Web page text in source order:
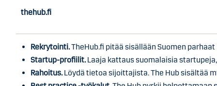
thehub.fi
Rekrytointi.TheHub.fi pitää sisällään Suomen
Startup-profiilit.Laaja kattaus suomalaisia
Rahoitus.Löydä tietoa sijoittajista. The Hub sisältää